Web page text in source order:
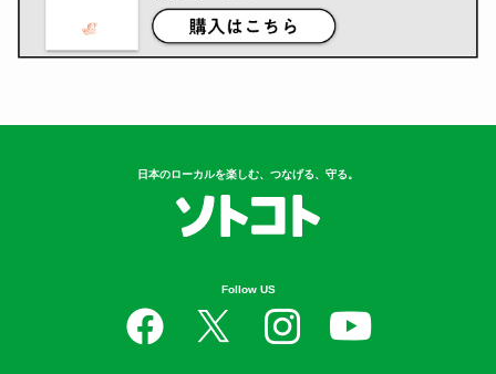
日本のローカルを楽しむ、つなげる、守る。
Follow US